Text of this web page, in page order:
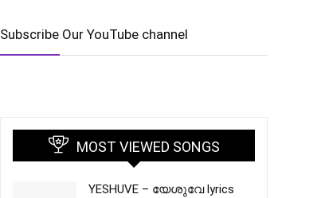
Subscribe Our YouTube channel
MOST VIEWED SONGS
YESHUVE – യേശുവേ lyrics